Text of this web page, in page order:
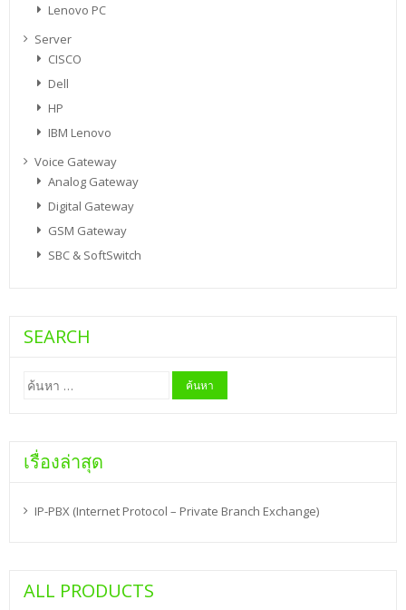
Lenovo PC
Server
CISCO
Dell
HP
IBM Lenovo
Voice Gateway
Analog Gateway
Digital Gateway
GSM Gateway
SBC & SoftSwitch
SEARCH
ค้นหา
สำหรับ:
เรื่องล่าสุด
IP-PBX (Internet Protocol – Private Branch Exchange)
ALL PRODUCTS